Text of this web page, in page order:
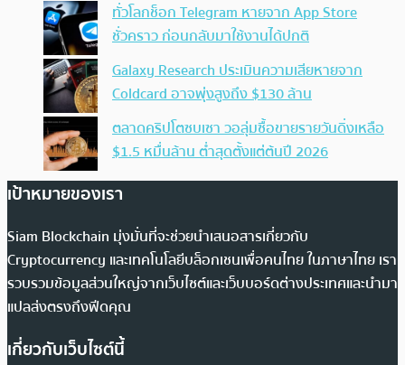
ทั่วโลกช็อก Telegram หายจาก App Store
ชั่วคราว ก่อนกลับมาใช้งานได้ปกติ
Galaxy Research ประเมินความเสียหายจาก
Coldcard อาจพุ่งสูงถึง $130 ล้าน
ตลาดคริปโตซบเซา วอลุ่มซื้อขายรายวันดิ่งเหลือ
$1.5 หมื่นล้าน ต่ำสุดตั้งแต่ต้นปี 2026
เป้าหมายของเรา
Siam Blockchain มุ่งมั่นที่จะช่วยนำเสนอสารเกี่ยวกับ
Cryptocurrency และเทคโนโลยีบล็อกเชนเพื่อคนไทย ในภาษาไทย เรา
รวบรวมข้อมูลส่วนใหญ่จากเว็บไซต์และเว็บบอร์ดต่างประเทศและนำมา
แปลส่งตรงถึงฟีดคุณ
เกี่ยวกับเว็บไซต์นี้